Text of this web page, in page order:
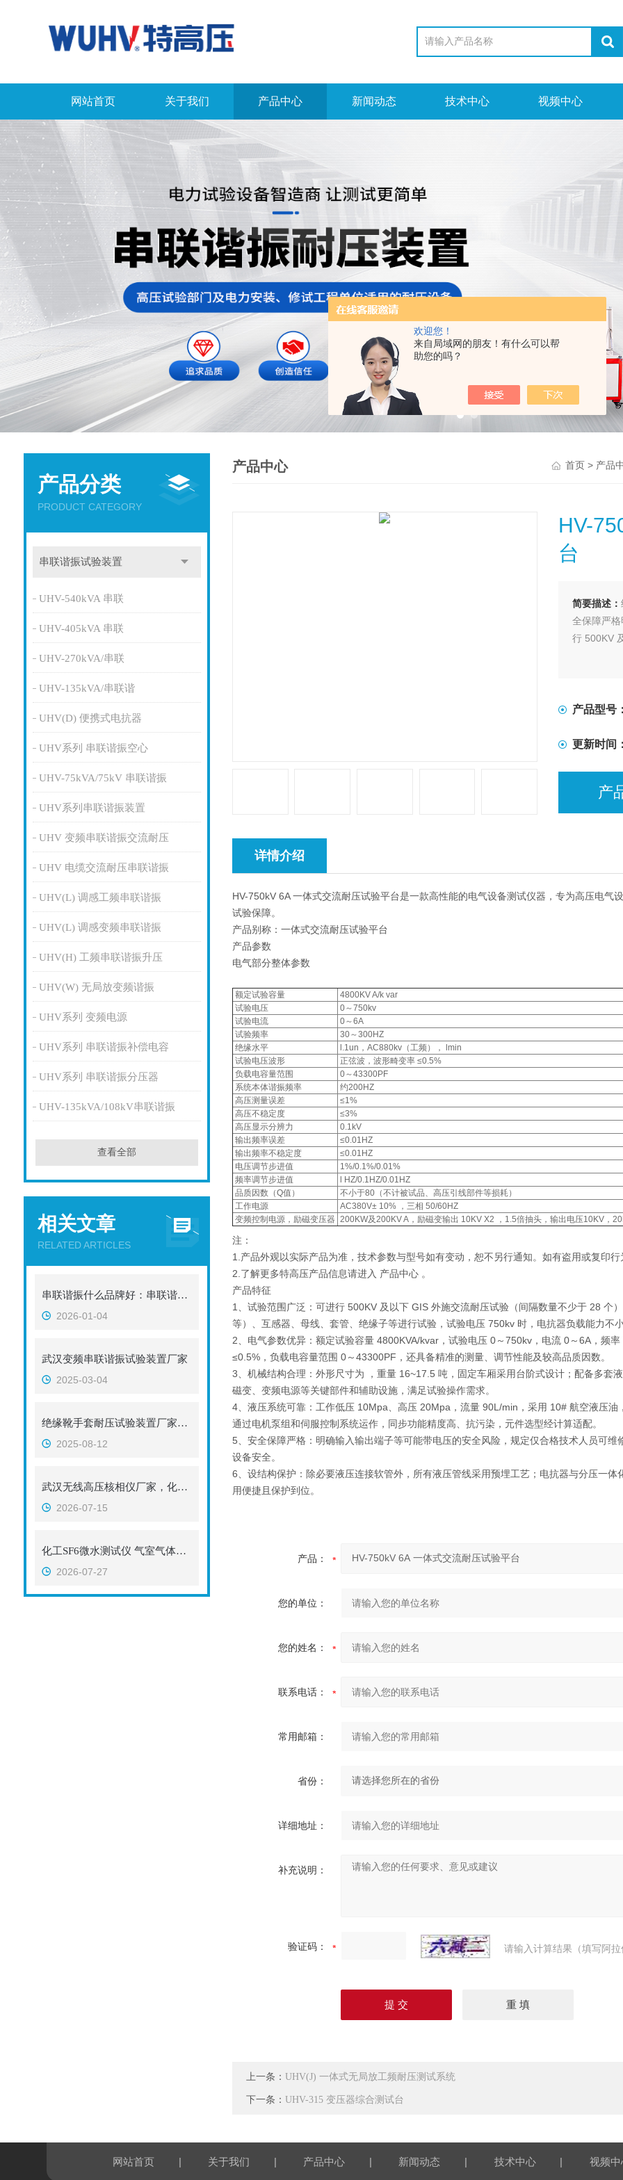
欢迎您！
来自局域网的朋友！有什么可以帮
助您的吗？
网站首页 关于我们 产品中心 新闻动态 技术中心 视频中心
产品分类
PRODUCT CATEGORY
串联谐振试验装置
UHV-540kVA 串联
UHV-405kVA 串联
UHV-270kVA/串联
UHV-135kVA/串联谐
UHV(D) 便携式电抗器
UHV系列 串联谐振空心
UHV-75kVA/75kV 串联谐振
UHV系列串联谐振装置
UHV 变频串联谐振交流耐压
UHV 电缆交流耐压串联谐振
UHV(L) 调感工频串联谐振
UHV(L) 调感变频串联谐振
UHV(H) 工频串联谐振升压
UHV(W) 无局放变频谐振
UHV系列 变频电源
UHV系列 串联谐振补偿电容
UHV系列 串联谐振分压器
UHV-135kVA/108kV串联谐振
查看全部
相关文章
RELATED ARTICLES
串联谐振什么品牌好：串联谐振装置的原理诠释与现场演绎
2026-01-04
武汉变频串联谐振试验装置厂家
2025-03-04
绝缘靴手套耐压试验装置厂家推荐？
2025-08-12
武汉无线高压核相仪厂家，化工配电并网改造安全核相设备
2026-07-15
化工SF6微水测试仪 气室气体湿度快速检测｜武汉特高压
2026-07-27
产品中心 首页 > 产品
HV-
台
简要描述：
全保障严
行 500KV
产品型号：
更新时间：
产
详情介绍
HV-750kV 6A 一体式交流耐压试验平台是一款高性能的电气设备测试仪器，专为高压电
试验保障。
产品别称：一体式交流耐压试验平台
产品参数
电气部分整体参数
额定试验容量
4800KV A/k var
试验电压
0～750kv
试验电流
0～6A
试验频率
30～300HZ
绝缘水平
l.1un，AC880kv（工频）， lmin
试验电压波形
正弦波，波形畸变率 ≤0.5%
负载电容量范围
0～43300PF
系统本体谐振频率
约200HZ
高压测量误差
≤1%
高压不稳定度
≤3%
高压显示分辨力
0.1kV
输出频率误差
≤0.01HZ
输出频率不稳定度
≤0.01HZ
电压调节步进值
1%/0.1%/0.01%
频率调节步进值
l HZ/0.1HZ/0.01HZ
品质因数（Q值）
不小于80（不计被试品、高压引线部件等损耗）
工作电源
AC380V± 10% ，三相 50/60HZ
变频控制电源，励磁变压器 200KW及200KV A，励磁变输出 10KV X2 ，1.5倍抽头，输出电压10KV，
注：
1.产品外观以实际产品为准，技术参数与型号如有变动，恕不另行通知。如有盗用或复印行
2.了解更多特高压产品信息请进入 产品中心 。
产品特征
1、试验范围广泛：可进行 500KV 及以下 GIS 外施交流耐压试验（间隔数量不少于 28 个
等）、互感器、母线、套管、绝缘子等进行试验，试验电压 750kv 时，电抗器负载能力不
2、电气参数优异：额定试验容量 4800KVA/kvar，试验电压 0～750kv，电流 0～6A，频
≤0.5%，负载电容量范围 0～43300PF，还具备精准的测量、调节性能及较高品质因数。
3、机械结构合理：外形尺寸为 ，重量 16~17.5 吨，固定车厢采用台阶式设计；配备多套
磁变、变频电源等关键部件和辅助设施，满足试验操作需求。
4、液压系统可靠：工作低压 10Mpa、高压 20Mpa，流量 90L/min，采用 10# 航空液压
通过电机泵组和伺服控制系统运作，同步功能精度高、抗污染，元件选型经计算适配。
5、安全保障严格：明确输入输出端子等可能带电压的安全风险，规定仅合格技术人员可
设备安全。
6、设结构保护：除必要液压连接软管外，所有液压管线采用预埋工艺；电抗器与分压一
用便捷且保护到位。
产品：
您的单位：
您的姓名：
联系电话：
常用邮箱：
省份：
详细地址：
补充说明：
验证码： 请输入计算结果（填写阿
上一条： UHV(J) 一体式无局放工频耐压测试系统
下一条： UHV-315 变压器综合测试台
网站首页 | 关于我们 | 产品中心 | 新闻动态 | 技术中心 | 视频中